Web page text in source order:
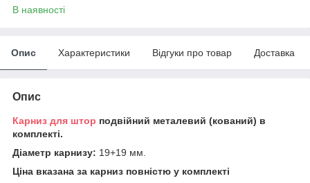
В наявності
Опис Характеристики Відгуки про товар Доставка
Опис
Карниз для штор подвійний металевий (кований) в
комплекті.
Діаметр карнизу: 19+19 мм.
Ціна вказана за карниз повністю у комплекті